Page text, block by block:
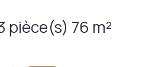
Autre 3 pièce(s) 76 m²